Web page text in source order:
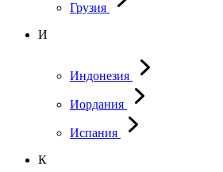
Грузия
И
Индонезия
Иордания
Испания
К